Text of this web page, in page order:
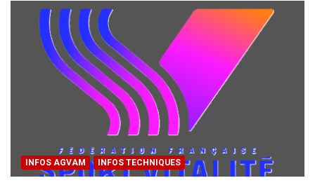
INFOS AGVAM INFOS TECHNIQUES